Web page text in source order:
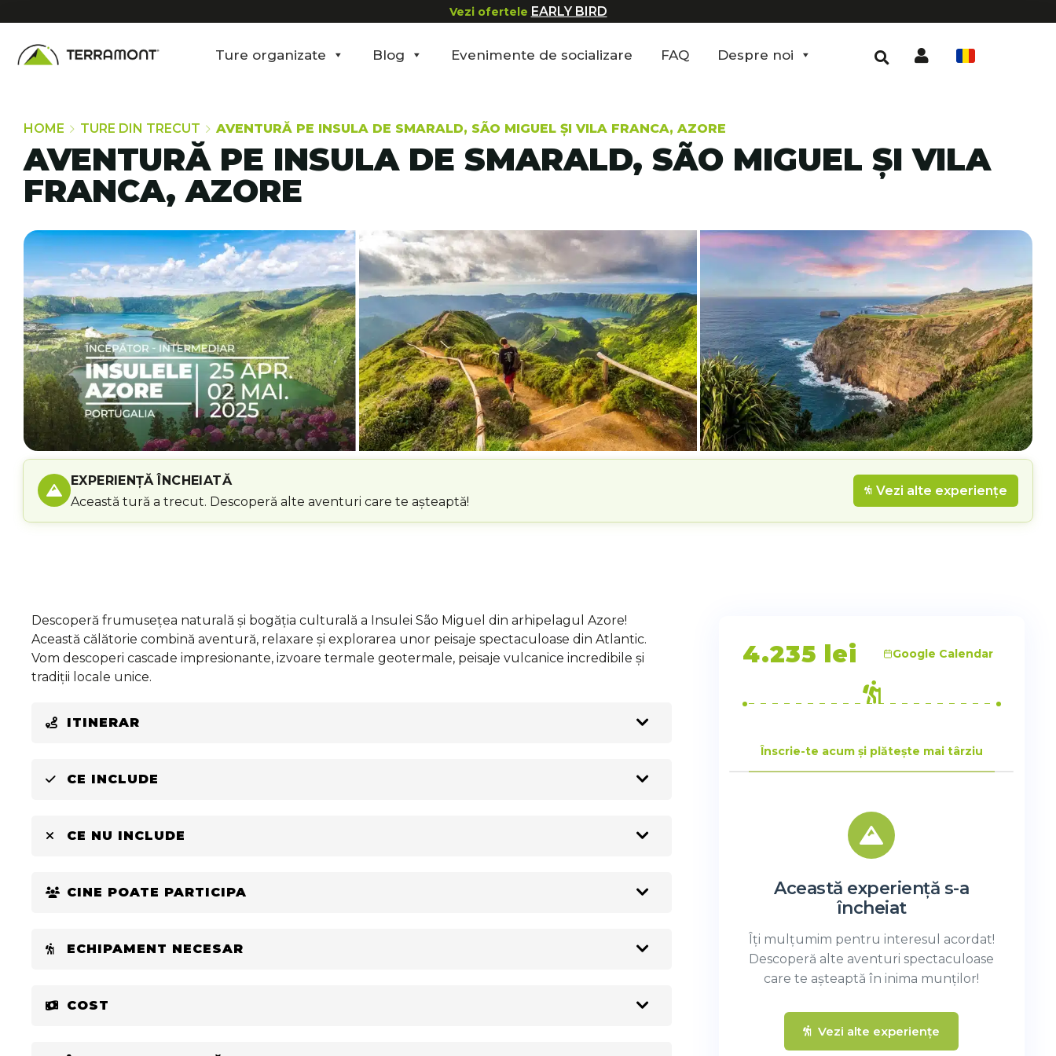
Vezi ofertele EARLY BIRD
Ture organizate Blog Evenimente de socializare FAQ Despre noi
HOME TURE DIN TRECUT AVENTURĂ PE INSULA DE SMARALD, SÃO MIGUEL ȘI VILA FRANCA, AZORE
AVENTURĂ PE INSULA DE SMARALD, SÃO MIGUEL ȘI VILA
FRANCA, AZORE
EXPERIENȚĂ ÎNCHEIATĂ
Această tură a trecut. Descoperă alte aventuri care te așteaptă!
Vezi alte experiențe
Descoperă frumusețea naturală și bogăția culturală a Insulei São Miguel din arhipelagul Azore!
Această călătorie combină aventură, relaxare și explorarea unor peisaje spectaculoase din Atlantic.
Vom descoperi cascade impresionante, izvoare termale geotermale, peisaje vulcanice incredibile și
tradiții locale unice.
ITINERAR
CE INCLUDE
CE NU INCLUDE
CINE POATE PARTICIPA
ECHIPAMENT NECESAR
COST
4.235 lei Google Calendar
Înscrie-te acum și plătește mai târziu
Această experiență s-a
încheiat
Îți mulțumim pentru interesul acordat!
Descoperă alte aventuri spectaculoase
care te așteaptă în inima munților!
Vezi alte experiențe